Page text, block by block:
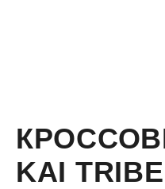
KAI TRIBE